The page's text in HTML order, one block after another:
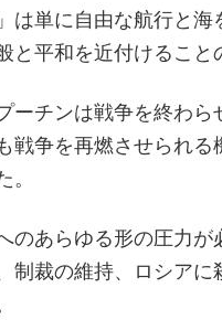
は単に自由な航行と
と平和を近付けること
ーチンは戦争を終わ
戦争を再燃させられ
。
のあらゆる形の圧力
制裁の維持、ロシア